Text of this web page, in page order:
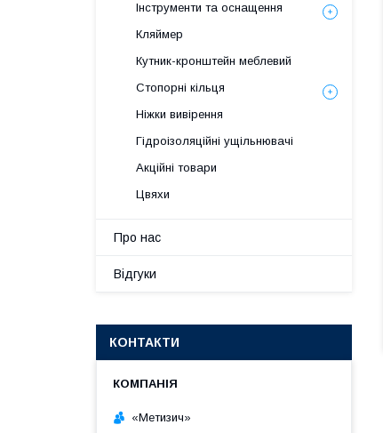
Інструменти та оснащення
Кляймер
Кутник-кронштейн меблевий
Стопорні кільця
Ніжки вивірення
Гідроізоляційні ущільнювачі
Акційні товари
Цвяхи
Про нас
Відгуки
КОНТАКТИ
«Метизич»